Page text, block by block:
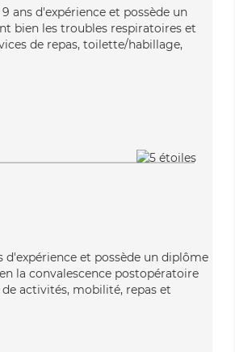
ans d'expérience et possède un
bien les troubles respiratoires et
de repas, toilette/habillage,
d'expérience et possède un diplôme
la convalescence postopératoire
activités, mobilité, repas et